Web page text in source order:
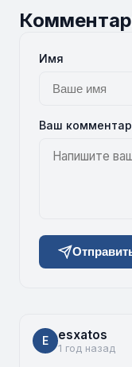
Имя
Ваш
E esxatos
1 год назад